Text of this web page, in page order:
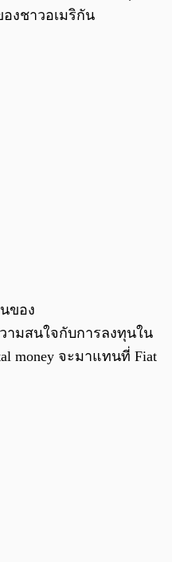
งชาวอเมริกัน
ของ
ามสนใจกับการลงทุนใน
money จะมาแทนที่ Fiat